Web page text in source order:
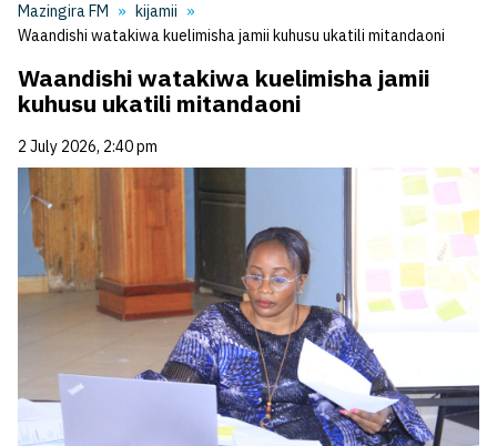
Mazingira FM
kijamii
Waandishi watakiwa kuelimisha jamii kuhusu ukatili mitandaoni
Waandishi watakiwa kuelimisha jamii
kuhusu ukatili mitandaoni
2 July 2026, 2:40 pm